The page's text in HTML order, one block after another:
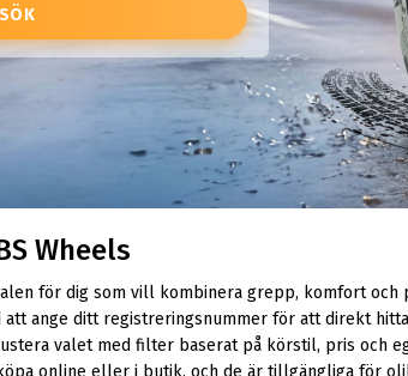
SÖK
Wheels
för dig som vill kombinera grepp, komfort
att ange ditt registreringsnummer för att direkt
valet med filter baserat på körstil, pris
online eller i butik, och de är tillgängliga för